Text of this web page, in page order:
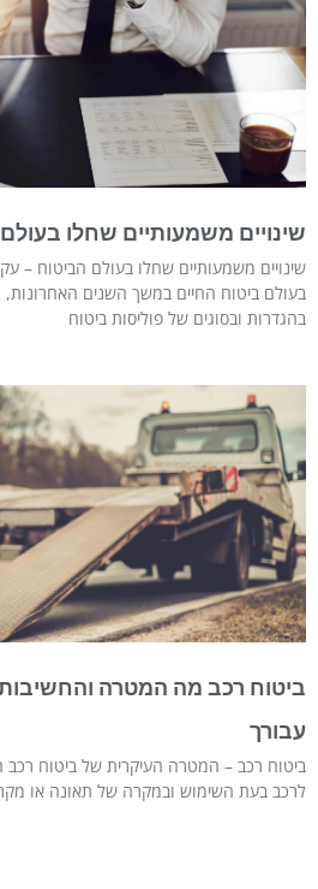
שינויים משמעותיים שחלו
שינויים משמעותיים שחלו בעולם הביטוח –
בעולם ביטוח החיים במשך השנים האחרונות,
בהגדרות ובסוגים של פוליסות ביטוח
ביטוח רכב מה המטרה
עבורך
ביטוח רכב – המטרה העיקרית של ביטוח רכב
לרכב בעת השימוש ובמקרה של תאונה או